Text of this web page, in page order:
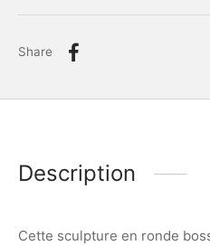
Share
Description
Cette sculpture en ronde